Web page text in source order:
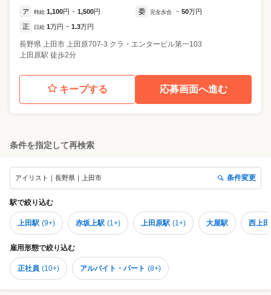
ア 時給 1,100円 ~ 1,500円 委 完全歩合 ~ 50万円
正 日給 1万円 ~ 1.3万円
長野県 上田市 上田原707-3 クラ・エンタービル第一103
上田原駅 徒歩2分
キープする 応募画面へ進む
条件を指定して再検索
アイリスト｜長野県｜上田市 条件変更
駅で絞り込む
上田駅 (9+) 赤坂上駅 (1+) 上田原駅 (1+) 大屋駅 西上
雇用形態で絞り込む
正社員 (10+) アルバイト・パート (8+)